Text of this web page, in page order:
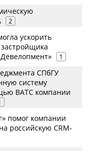
2
ускорить
1
СПбГУ
систему
ВАТС компании
помог компании
российскую CRM-